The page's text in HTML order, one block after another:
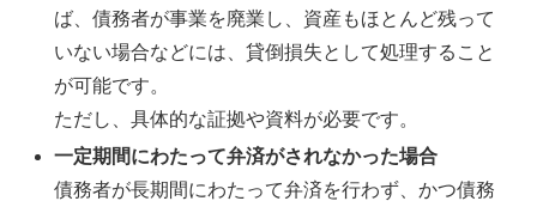
ば、債務者が事業を廃業し、資産もほとんど残って
いない場合などには、貸倒損失として処理すること
が可能です。
ただし、具体的な証拠や資料が必要です。
一定期間にわたって弁済がされなかった場合
債務者が長期間にわたって弁済を行わず、かつ債務